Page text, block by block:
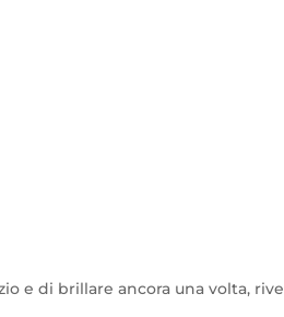
e di brillare ancora una volta,